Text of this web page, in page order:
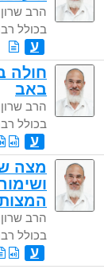
הרב
בכולל
ע
חולה
באב
הרב
בכולל
ע
מצה
הרב
בכולל
ע